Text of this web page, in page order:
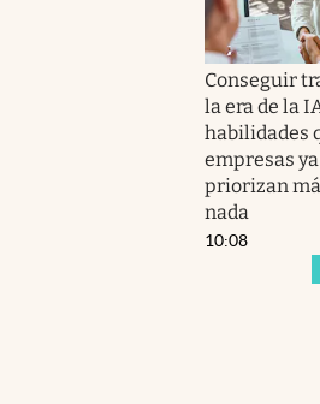
Conseguir
la era de la
habilidades
empresas ya
priorizan
nada
10:08